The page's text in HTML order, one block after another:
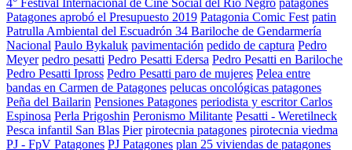
4° Festival Internacional de Cine Social del Río Negro patagones
Patagones aprobó el Presupuesto 2019 Patagonia Comic Fest patin
Patrulla Ambiental del Escuadrón 34 Bariloche de Gendarmería
Nacional Paulo Bykaluk pavimentación pedido de captura Pedro
Meyer pedro pesatti Pedro Pesatti Edersa Pedro Pesatti en Bariloche
Pedro Pesatti Ipross Pedro Pesatti paro de mujeres Pelea entre
bandas en Carmen de Patagones pelucas oncológicas patagones
Peña del Bailarin Pensiones Patagones periodista y escritor Carlos
Espinosa Perla Prigoshin Peronismo Militante Pesatti - Weretilneck
Pesca infantil San Blas Pier pirotecnia patagones pirotecnia viedma
PJ - FpV Patagones PJ Patagones plan 25 viviendas de patagones